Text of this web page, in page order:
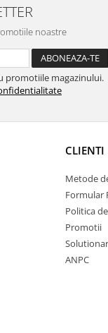
noastre
promotiile magazinului.
CLIENTI
Metode
Formular
Politica
Promotii
ANPC